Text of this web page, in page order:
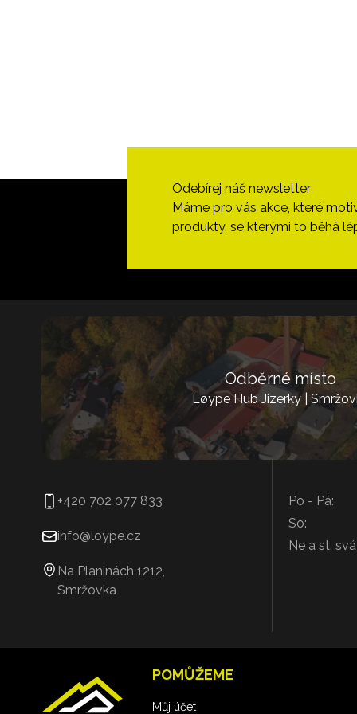
Odebírej náš newsletter
Máme pro vás akce, které
produkty, se kterými to běhá
Odběrné místo
Løype Hub Jizerky |
+420 702 077 833
info@loype.cz
Na Planinách 1212,
Smržovka
Po - Pá:
So:
Ne a st.
POMŮŽEME
Můj účet